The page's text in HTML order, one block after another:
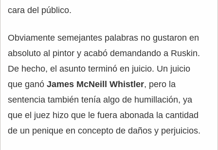
cara del público.
Obviamente semejantes palabras no gustaron en
absoluto al pintor y acabó demandando a Ruskin.
De hecho, el asunto terminó en juicio. Un juicio
que ganó James McNeill Whistler, pero la
sentencia también tenía algo de humillación, ya
que el juez hizo que le fuera abonada la cantidad
de un penique en concepto de daños y perjuicios.